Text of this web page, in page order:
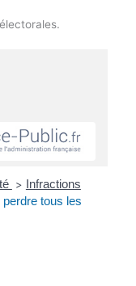
> Infractions
tous les